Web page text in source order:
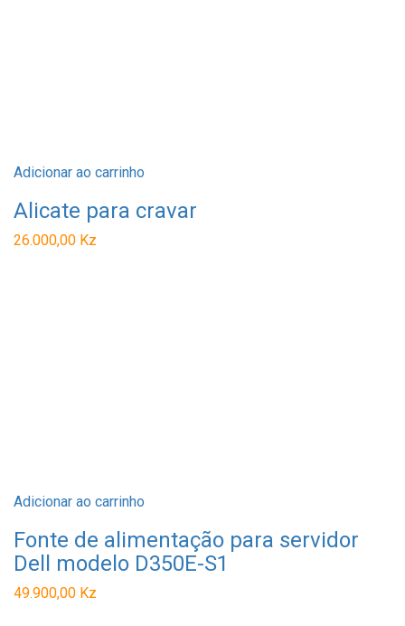
Adicionar ao carrinho
Alicate para cravar
26.000,00 Kz
Adicionar ao carrinho
Fonte de alimentação para servidor
Dell modelo D350E-S1
49.900,00 Kz